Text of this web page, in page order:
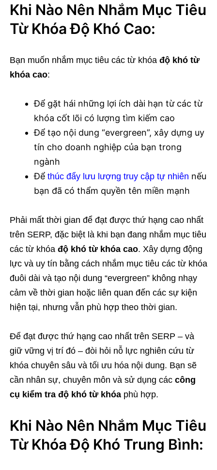
Khi Nào Nên Nhắm Mục Tiêu
Từ Khóa Độ Khó Cao:
Bạn muốn nhắm mục tiêu các từ khóa độ khó từ
khóa cao:
Để gặt hái những lợi ích dài hạn từ các từ
khóa cốt lõi có lượng tìm kiếm cao
Để tạo nội dung “evergreen”, xây dựng uy
tín cho doanh nghiệp của bạn trong
ngành
Để thúc đẩy lưu lượng truy cập tự nhiên nếu
bạn đã có thẩm quyền tên miền mạnh
Phải mất thời gian để đạt được thứ hạng cao nhất
trên SERP, đặc biệt là khi bạn đang nhắm mục tiêu
các từ khóa độ khó từ khóa cao. Xây dựng động
lực và uy tín bằng cách nhắm mục tiêu các từ khóa
đuôi dài và tạo nội dung “evergreen” không nhạy
cảm về thời gian hoặc liên quan đến các sự kiện
hiện tại, nhưng vẫn phù hợp theo thời gian.
Để đạt được thứ hạng cao nhất trên SERP – và
giữ vững vị trí đó – đòi hỏi nỗ lực nghiên cứu từ
khóa chuyên sâu và tối ưu hóa nội dung. Bạn sẽ
cần nhân sự, chuyên môn và sử dụng các công
cụ kiểm tra độ khó từ khóa phù hợp.
Khi Nào Nên Nhắm Mục Tiêu
Từ Khóa Độ Khó Trung Bình: